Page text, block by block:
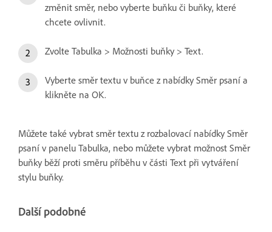
změnit směr, nebo vyberte buňku či buňky, které
chcete ovlivnit.
Zvolte Tabulka > Možnosti buňky > Text.
Vyberte směr textu v buňce z nabídky Směr psaní a
klikněte na OK.
Můžete také vybrat směr textu z rozbalovací nabídky Směr
psaní v panelu Tabulka, nebo můžete vybrat možnost Směr
buňky běží proti směru příběhu v části Text při vytváření
stylu buňky.
Další podobné